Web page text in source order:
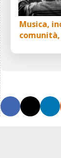
Musica,
comunità,